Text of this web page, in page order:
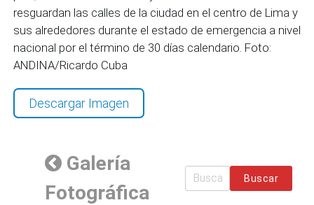
resguardan las calles de la ciudad en el centro de Lima y
sus alrededores durante el estado de emergencia a nivel
nacional por el término de 30 días calendario. Foto:
ANDINA/Ricardo Cuba
Descargar Imagen
Galería
Fotográfica
Buscar